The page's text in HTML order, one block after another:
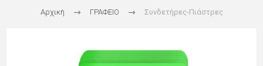
Αρχική ΓΡΑΦΕΙΟ Συνδετήρες-Πιάστρες